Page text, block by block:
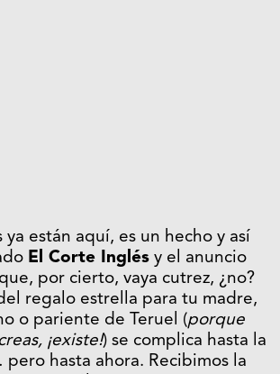
ya están aquí, es un hecho y así
El Corte Inglés y el anuncio
que, por cierto, vaya cutrez, ¿no?
regalo estrella para tu madre,
o pariente de Teruel (porque
¡existe!) se complica hasta la
hasta ahora. Recibimos la